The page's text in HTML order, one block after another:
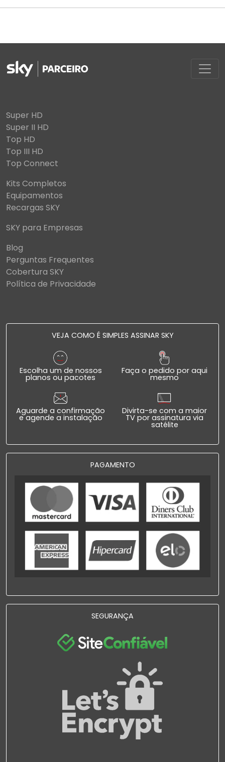
Super HD
Super II HD
Top HD
Top III HD
Top Connect
Kits Completos
Equipamentos
Recargas SKY
SKY para Empresas
Blog
Perguntas Frequentes
Cobertura SKY
Política de Privacidade
VEJA COMO É SIMPLES ASSINAR SKY
Escolha um de nossos
planos ou pacotes
Faça o pedido por aqui
mesmo
Aguarde a confirmação
e agende a instalação
Divirta-se com a maior
TV por assinatura via
satélite
PAGAMENTO
SEGURANÇA